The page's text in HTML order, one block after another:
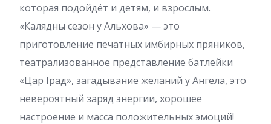
которая подойдёт и детям, и взрослым.
«Калядны сезон у Альхова» — это
приготовление печатных имбирных пряников,
театрализованное представление батлейки
«Цар Ірад», загадывание желаний у Ангела, это
невероятный заряд энергии, хорошее
настроение и масса положительных эмоций!